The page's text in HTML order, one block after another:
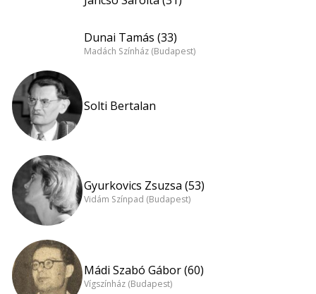
Dunai Tamás (33)
Madách Színház (Budapest)
Solti Bertalan
Gyurkovics Zsuzsa (53)
Vidám Színpad (Budapest)
Mádi Szabó Gábor (60)
Vígszínház (Budapest)